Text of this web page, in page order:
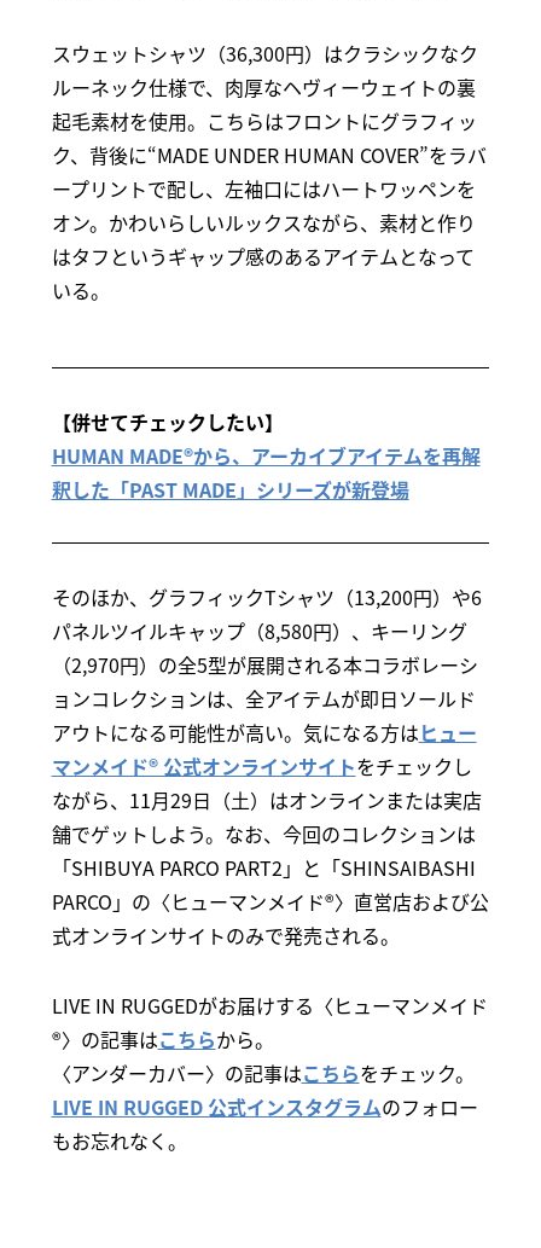
スウェットシャツ（36,300円）はクラシックなク
ルーネック仕様で、肉厚なヘヴィーウェイトの裏
起毛素材を使用。こちらはフロントにグラフィッ
ク、背後に“MADE UNDER HUMAN COVER”をラバ
ープリントで配し、左袖口にはハートワッペンを
オン。かわいらしいルックスながら、素材と作り
はタフというギャップ感のあるアイテムとなって
いる。
【併せてチェックしたい】
HUMAN MADE®から、アーカイブアイテムを再解
釈した「PAST MADE」シリーズが新登場
そのほか、グラフィックTシャツ（13,200円）や6
パネルツイルキャップ（8,580円）、キーリング
（2,970円）の全5型が展開される本コラボレーシ
ョンコレクションは、全アイテムが即日ソールド
アウトになる可能性が高い。気になる方はヒュー
マンメイド® 公式オンラインサイトをチェックし
ながら、11月29日（土）はオンラインまたは実店
舗でゲットしよう。なお、今回のコレクションは
「SHIBUYA PARCO PART2」と「SHINSAIBASHI
PARCO」の〈ヒューマンメイド®〉直営店および公
式オンラインサイトのみで発売される。
LIVE IN RUGGEDがお届けする〈ヒューマンメイド
®〉の記事はこちらから。
〈アンダーカバー〉の記事はこちらをチェック。
LIVE IN RUGGED 公式インスタグラムのフォロー
もお忘れなく。